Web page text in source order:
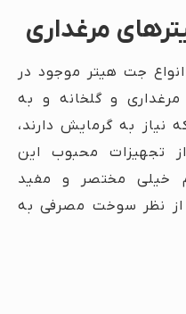
مرغداری
جت هیتر موجود در
و گلخانه و به
به گرمایش دارند،
تجهیزات محبوب این
خیلی مختصر و مفید
از نظر سوخت مصرفی به